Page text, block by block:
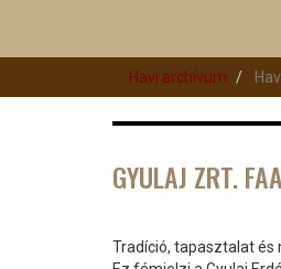
Havi archívum
GYULAJ ZRT.
Tradíció, tapasztalat és